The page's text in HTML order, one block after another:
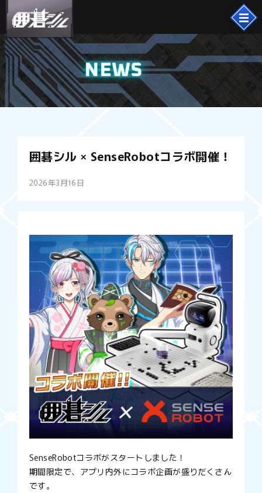
NEWS
囲碁シル × SenseRobotコラボ開催！
2026年3月16日
SenseRobotコラボがスタートしました！
期間限定で、アプリ内外にコラボ企画が盛りだくさん
です。